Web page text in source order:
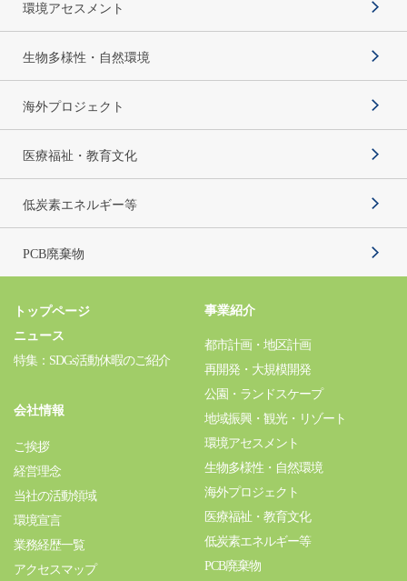
環境アセスメント
生物多様性・自然環境
海外プロジェクト
医療福祉・教育文化
低炭素エネルギー等
PCB廃棄物
トップページ
ニュース
特集：SDGs活動休暇のご紹介
会社情報
ご挨拶
経営理念
当社の活動領域
環境宣言
業務経歴一覧
アクセスマップ
事業紹介
都市計画・地区計画
再開発・大規模開発
公園・ランドスケープ
地域振興・観光・リゾート
環境アセスメント
生物多様性・自然環境
海外プロジェクト
医療福祉・教育文化
低炭素エネルギー等
PCB廃棄物